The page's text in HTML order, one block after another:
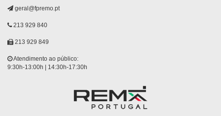
geral@fpremo.pt
213 929 840
213 929 849
Atendimento ao público:
9:30h-13:00h | 14:30h-17:30h